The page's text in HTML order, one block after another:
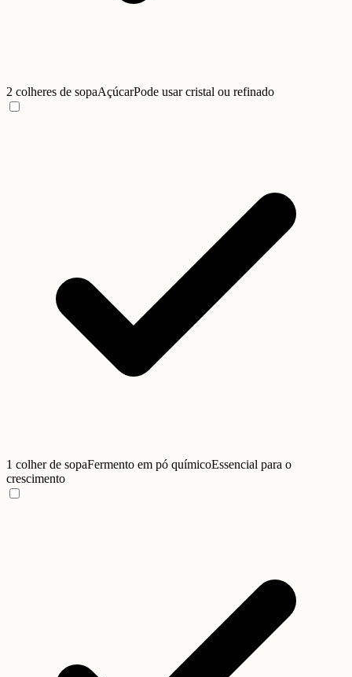
2 colheres de sopaAçúcarPode usar cristal ou refinado
1 colher de sopaFermento em pó químicoEssencial para o
crescimento